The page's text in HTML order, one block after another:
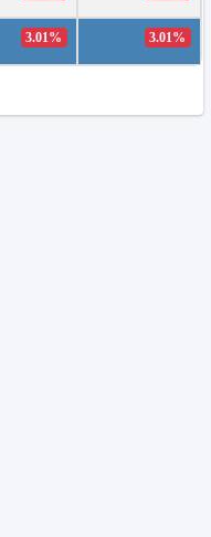
3.01% 3.01%